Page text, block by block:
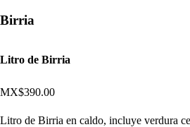
Birria
Litro de Birria
MX$390.00
Litro de Birria en caldo, incluye verdura